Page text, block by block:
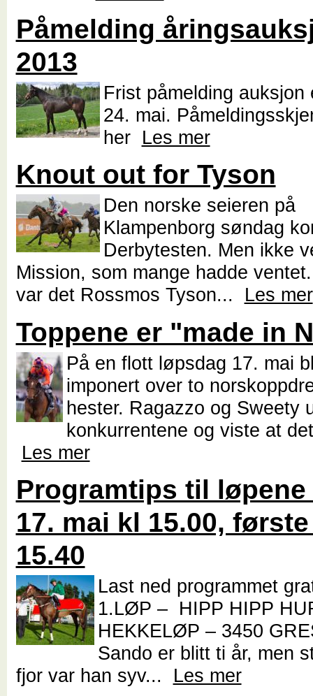
Påmelding
2013
Frist påmelding auksjon
24. mai.
her Les mer
Knout out for Tyson
Den norske seieren på
Klampenborg søndag
Derbytesten. Men ikke
Mission, som mange hadde
var det Rossmos Tyson... Les mer
Toppene er "made in
På en flott løpsdag 17. mai
imponert over to
hester. Ragazzo og Sweety
konkurrentene og viste at
Les mer
Programtips til løpene
17. mai kl 15.00,
15.40
Last ned programmet
1.LØP – HIPP HIPP
HEKKELØP – 3450
Sando er blitt ti år, men
fjor var han syv... Les mer